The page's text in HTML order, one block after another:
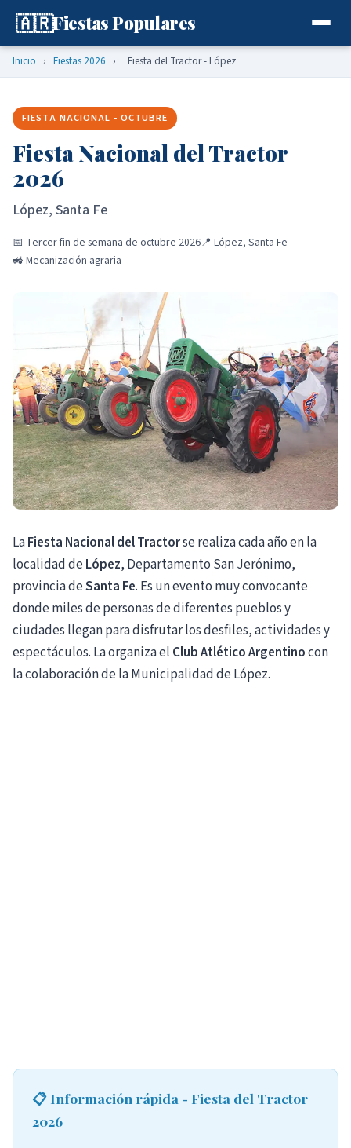
🇦🇷Fiestas Populares
Inicio › Fiestas 2026 › Fiesta del Tractor - López
FIESTA NACIONAL - OCTUBRE
Fiesta Nacional del Tractor
2026
López, Santa Fe
📅 Tercer fin de semana de octubre 2026📍 López, Santa Fe
🚜 Mecanización agraria
LaFiesta Nacional del Tractorse realiza cada año en la
localidad deLópez, Departamento San Jerónimo,
provincia deSanta Fe. Es un evento muy convocante
donde miles de personas de diferentes pueblos y
ciudades llegan para disfrutar los desfiles, actividades y
espectáculos. La organiza el Club Atlético Argentinocon
la colaboración de la Municipalidad de López.
📋 Información rápida - Fiesta del Tractor
2026